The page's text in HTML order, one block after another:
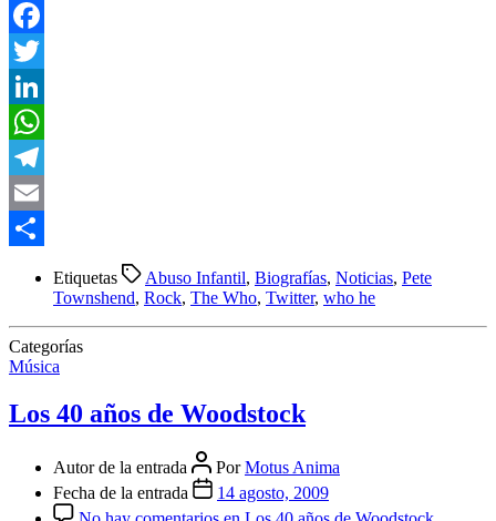
Facebook
Twitter
LinkedIn
WhatsApp
Telegram
Email
Etiquetas Abuso Infantil, Biografías, Noticias, Pete
Townshend, Rock, The Who, Twitter, who he
Categorías
Música
Los 40 años de Woodstock
Autor de la entrada PorMotus Anima
Fecha de la entrada
14 agosto, 2009